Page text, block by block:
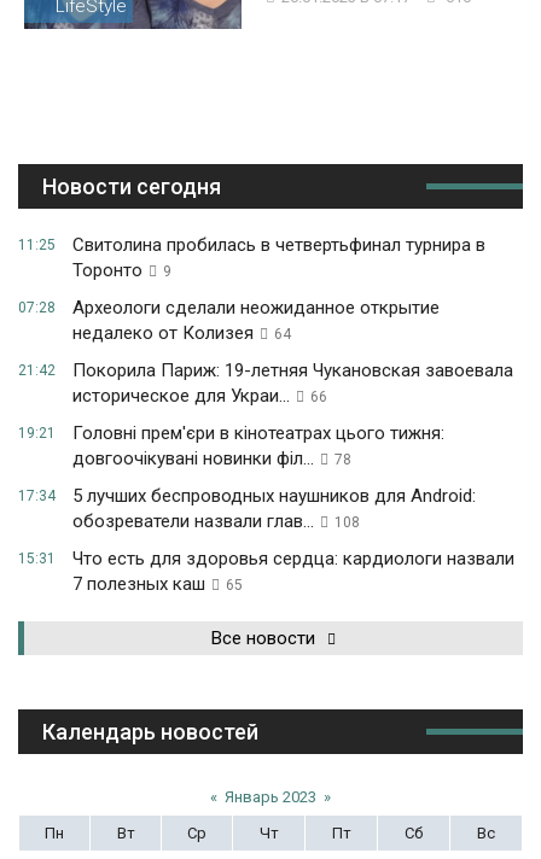
LifeStyle
Новости сегодня
11:25
Свитолина пробилась в четвертьфинал турнира в
Торонто
9
07:28
Археологи сделали неожиданное открытие
недалеко от Колизея
64
21:42
Покорила Париж: 19-летняя Чукановская завоевала
историческое для Украи...
66
19:21
Головні прем'єри в кінотеатрах цього тижня:
довгоочікувані новинки філ...
78
17:34
5 лучших беспроводных наушников для Android:
обозреватели назвали глав...
108
15:31
Что есть для здоровья сердца: кардиологи назвали
7 полезных каш
65
Все новости
Календарь новостей
« Январь 2023 »
Пн
Вт Ср Чт Пт Сб Вс